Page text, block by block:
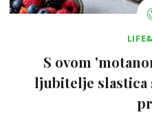
S ovom
ljubitelje slastica